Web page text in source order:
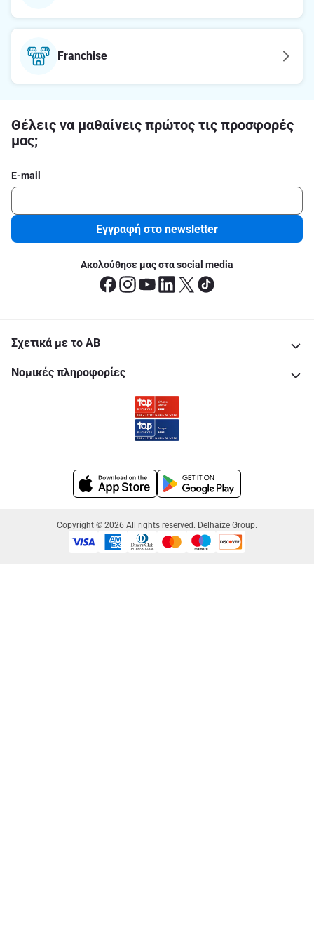
Franchise
Θέλεις να μαθαίνεις πρώτος τις προσφορές
μας;
E-mail
Εγγραφή στο newsletter
Ακολούθησε μας στα social media
Σχετικά με το ΑΒ
Νομικές πληροφορίες
Copyright © 2026 All rights reserved. Delhaize Group.